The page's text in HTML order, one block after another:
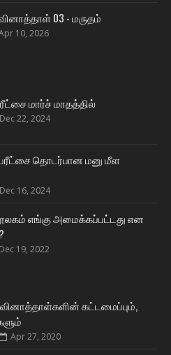
வினாத்தாள் 03 - மருதம்
10, 2026
மார்ச் மாதத்தில்
Dec 22, 2024
பரீட்சை தொடர்பான மனு மீள
Dec 16, 2024
எங்கு அமைக்கப்பட்டது என
Dec 19, 2022
கட்டமைப்பும்,
Apr 27, 2020